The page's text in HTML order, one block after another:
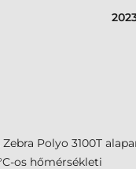
Polyo 3100T
os hőmérsékleti